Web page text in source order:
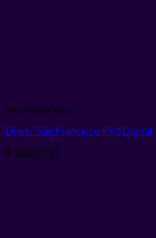
Sin existencias
Driver San Francisco PS3Digital
$ 10.200,00